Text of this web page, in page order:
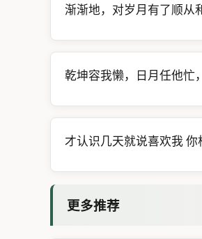
渐渐地，对岁月有了顺从
乾坤容我懒，日月任他忙
才认识几天就说喜欢我
更多推荐